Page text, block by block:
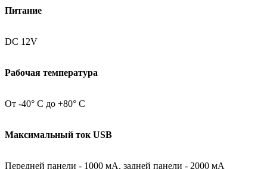
Питание
DC 12V
Рабочая температура
От -40° С до +80° С
Максимальный ток USB
Передней панели - 1000 мА, задней панели - 2000 мА